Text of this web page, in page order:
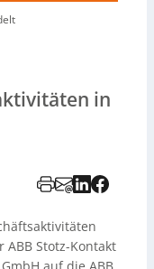
in
ABB Stotz-Kontakt